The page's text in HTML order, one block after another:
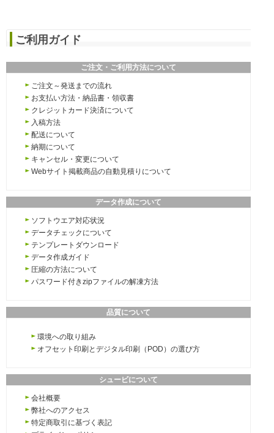
ご利用ガイド
ご注文・ご利用方法について
ご注文～発送までの流れ
お支払い方法・納品書・領収書
クレジットカード決済について
入稿方法
配送について
納期について
キャンセル・変更について
Webサイト掲載商品の自動見積りについて
データ作成について
ソフトウエア対応状況
データチェックについて
テンプレートダウンロード
データ作成ガイド
圧縮の方法について
パスワード付きzipファイルの解凍方法
品質について
環境への取り組み
オフセット印刷とデジタル印刷（POD）の選び方
シュービについて
会社概要
弊社へのアクセス
特定商取引に基づく表記